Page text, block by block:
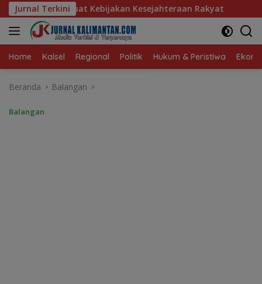
Langsung
ke
konten
Jurnal Terkini
Kesejahteraan Rakyat Baru 10 Persen, Aktivasi
Home Kalsel Regional Politik Hukum & Peristiwa
Beranda Balangan
Balangan